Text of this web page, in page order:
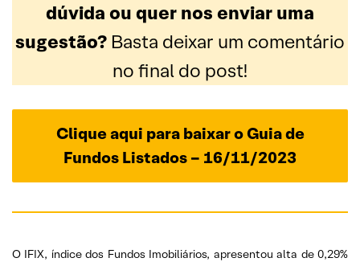
dúvida ou quer nos enviar uma
sugestão? Basta deixar um comentário
no final do post!
Clique aqui para baixar o Guia de
Fundos Listados – 16/11/2023
O IFIX, índice dos Fundos Imobiliários, apresentou alta de 0,29%